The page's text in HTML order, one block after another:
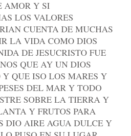
AMOR Y SI
LOS VALORES
CUENTA DE MUCHAS
LA VIDA COMO DIOS
DE JESUCRISTO FUE
QUE AY UN DIOS
Y QUE ISO LOS MARES Y
DEL MAR Y TODO
SOBRE LA TIERRA Y
Y FRUTOS PARA
DIO AIRE AGUA DULCE Y